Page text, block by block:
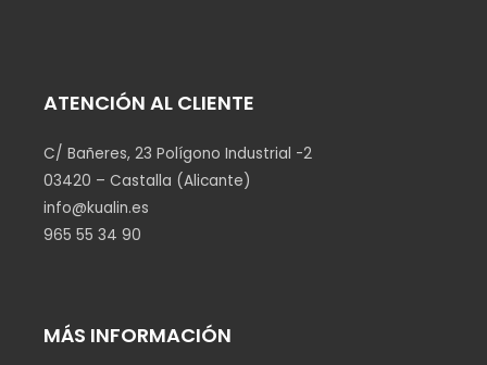
ATENCIÓN AL CLIENTE
C/ Bañeres, 23 Polígono Industrial -2
03420 – Castalla (Alicante)
info@kualin.es
965 55 34 90
MÁS INFORMACIÓN